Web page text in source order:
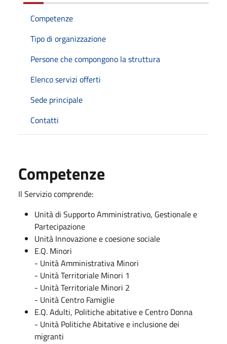
Competenze
Tipo di organizzazione
Persone che compongono la struttura
Elenco servizi offerti
Sede principale
Contatti
Competenze
Il Servizio comprende:
Unità di Supporto Amministrativo, Gestionale e
Partecipazione
Unità Innovazione e coesione sociale
E.Q. Minori
- Unità Amministrativa Minori
- Unità Territoriale Minori 1
- Unità Territoriale Minori 2
- Unità Centro Famiglie
E.Q. Adulti, Politiche abitative e Centro Donna
- Unità Politiche Abitative e inclusione dei
migranti